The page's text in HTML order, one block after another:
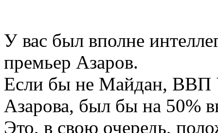
У вас был вполне
премьер Азаров.
Если бы не Майдан, ВВП
Азарова, был бы на 50%
Это, в свою очередь,